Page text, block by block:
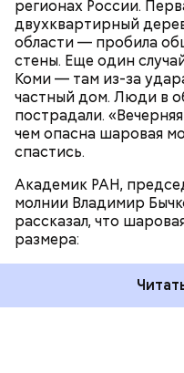
регионах России.
двухквартирный
области — пробила
стены. Еще один
Коми — там из-за
частный дом. Люди в
пострадали.
чем опасна шаровая
спастись.
Академик РАН,
молнии Владимир
рассказал, что
размера: